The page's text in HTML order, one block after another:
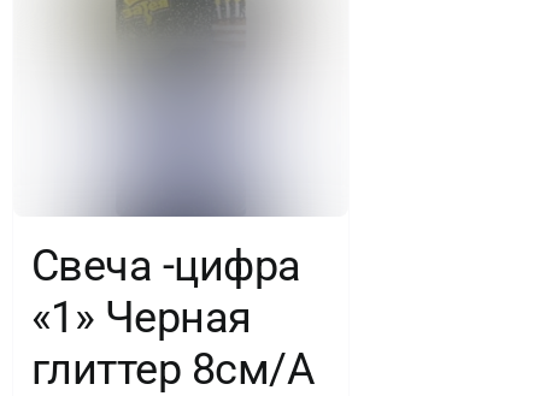
Свеча -цифра
«1» Черная
глиттер 8см/A